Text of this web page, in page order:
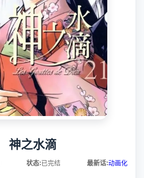
神之水滴
状态:已完结 最新话:动画化